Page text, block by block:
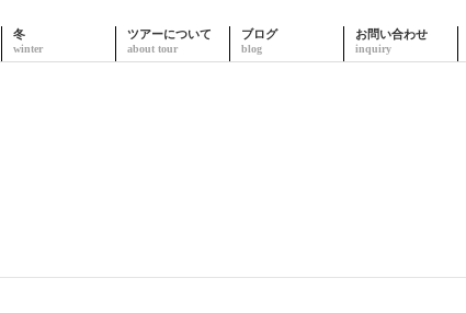
冬 ツアーについて ブログ お問い合わせ